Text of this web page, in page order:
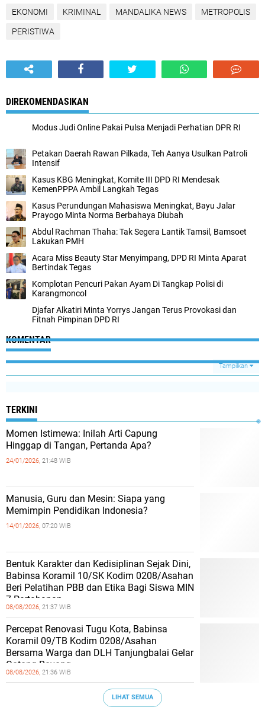
EKONOMI KRIMINAL MANDALIKA NEWS METROPOLIS
PERISTIWA
DIREKOMENDASIKAN
Modus Judi Online Pakai Pulsa Menjadi Perhatian DPR RI
Petakan Daerah Rawan Pilkada, Teh Aanya Usulkan Patroli
Intensif
Kasus KBG Meningkat, Komite III DPD RI Mendesak
KemenPPPA Ambil Langkah Tegas
Kasus Perundungan Mahasiswa Meningkat, Bayu Jalar
Prayogo Minta Norma Berbahaya Diubah
Abdul Rachman Thaha: Tak Segera Lantik Tamsil, Bamsoet
Lakukan PMH
Acara Miss Beauty Star Menyimpang, DPD RI Minta Aparat
Bertindak Tegas
Komplotan Pencuri Pakan Ayam Di Tangkap Polisi di
Karangmoncol
Djafar Alkatiri Minta Yorrys Jangan Terus Provokasi dan
Fitnah Pimpinan DPD RI
KOMENTAR
Tampilkan
TERKINI
Momen Istimewa: Inilah Arti Capung
Hinggap di Tangan, Pertanda Apa?
24/01/2026, 21:48 WIB
Manusia, Guru dan Mesin: Siapa yang
Memimpin Pendidikan Indonesia?
14/01/2026, 07:20 WIB
Bentuk Karakter dan Kedisiplinan Sejak Dini,
Babinsa Koramil 10/SK Kodim 0208/Asahan
Beri Pelatihan PBB dan Etika Bagi Siswa MIN
7 Pertahanan
08/08/2026, 21:37 WIB
Percepat Renovasi Tugu Kota, Babinsa
Koramil 09/TB Kodim 0208/Asahan
Bersama Warga dan DLH Tanjungbalai Gelar
Gotong Royong
08/08/2026, 21:36 WIB
LIHAT SEMUA